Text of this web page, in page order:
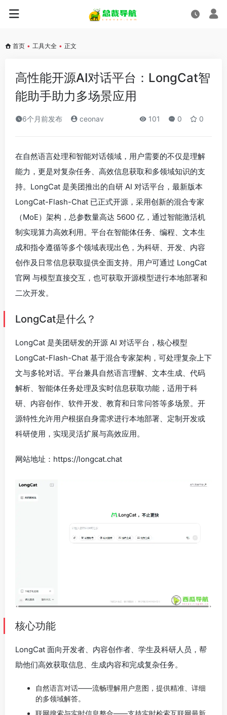
首页 • 工具大全 • 正文
高性能开源AI对话平台：LongCat智
能助手助力多场景应用
6个月前发布 ceonav 101 0 0
在自然语言处理和智能对话领域，用户需要的不仅是理解
能力，更是对复杂任务、高效信息获取和多领域知识的支
持。LongCat 是美团推出的自研 AI 对话平台，最新版本
LongCat-Flash-Chat 已正式开源，采用创新的混合专家
（MoE）架构，总参数量高达 5600 亿，通过智能激活机
制实现算力高效利用。平台在智能体任务、编程、文本生
成和指令遵循等多个领域表现出色，为科研、开发、内容
创作及日常信息获取提供全面支持。用户可通过 LongCat
官网 与模型直接交互，也可获取开源模型进行本地部署和
二次开发。
LongCat是什么？
LongCat 是美团研发的开源 AI 对话平台，核心模型
LongCat-Flash-Chat 基于混合专家架构，可处理复杂上下
文与多轮对话。平台兼具自然语言理解、文本生成、代码
解析、智能体任务处理及实时信息获取功能，适用于科
研、内容创作、软件开发、教育和日常问答等多场景。开
源特性允许用户根据自身需求进行本地部署、定制开发或
科研使用，实现灵活扩展与高效应用。
网站地址：https://longcat.chat
核心功能
LongCat 面向开发者、内容创作者、学生及科研人员，帮
助他们高效获取信息、生成内容和完成复杂任务。
自然语言对话——流畅理解用户意图，提供精准、详细
的多领域解答。